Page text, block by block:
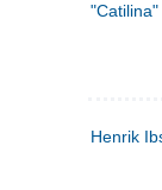
"Catilina"
Henrik